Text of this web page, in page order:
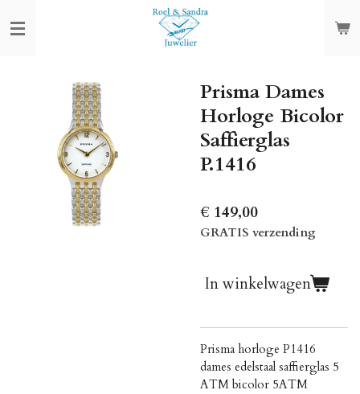
direct
hoofdinhoud
Prisma Dames
Horloge Bicolor
Saffierglas
P.1416
€ 149,00
GRATIS verzending
In winkelwagen
Prisma horloge P1416
dames edelstaal saffierglas 5
ATM bicolor 5ATM